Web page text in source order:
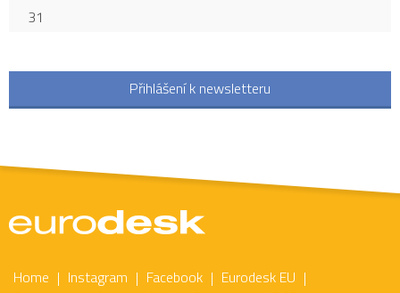
31
Přihlášení k newsletteru
Home Instagram Facebook
Eurodesk EU